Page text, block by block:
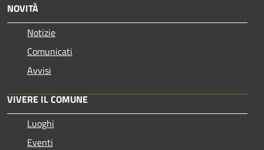
NOVITÀ
Notizie
Comunicati
Avvisi
VIVERE IL COMUNE
Luoghi
Eventi